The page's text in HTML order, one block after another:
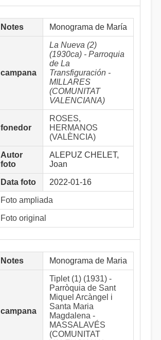
Notes Monograma de María
campana
La Nueva (2)
(1930ca) - Parroquia
de La
Transfiguración -
MILLARES
(COMUNITAT
VALENCIANA)
fonedor
ROSES,
HERMANOS
(VALÈNCIA)
Autor
foto
ALEPUZ CHELET,
Joan
Data foto 2022-01-16
Foto ampliada
Foto original
Notes Monograma de Maria
campana
Tiplet (1) (1931) -
Parròquia de Sant
Miquel Arcàngel i
Santa Maria
Magdalena -
MASSALAVÉS
(COMUNITAT